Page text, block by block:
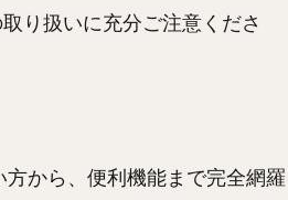
り扱いに充分ご注意くださ
から、便利機能まで完全網羅